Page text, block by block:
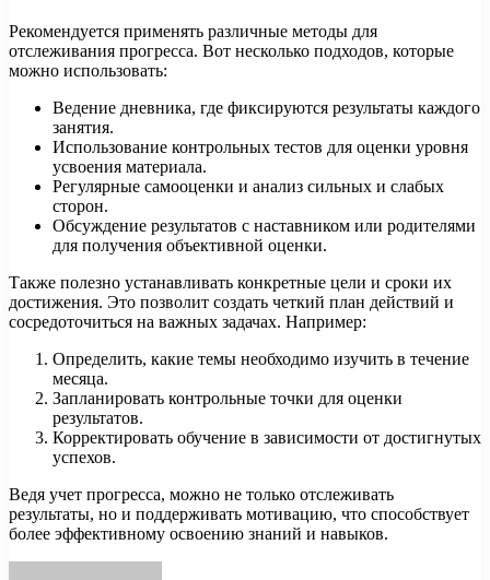
Рекомендуется применять различные методы для
отслеживания прогресса. Вот несколько подходов, которые
можно использовать:
Ведение дневника, где фиксируются результаты каждого
занятия.
Использование контрольных тестов для оценки уровня
усвоения материала.
Регулярные самооценки и анализ сильных и слабых
сторон.
Обсуждение результатов с наставником или родителями
для получения объективной оценки.
Также полезно устанавливать конкретные цели и сроки их
достижения. Это позволит создать четкий план действий и
сосредоточиться на важных задачах. Например:
Определить, какие темы необходимо изучить в течение
месяца.
Запланировать контрольные точки для оценки
результатов.
Корректировать обучение в зависимости от достигнутых
успехов.
Ведя учет прогресса, можно не только отслеживать
результаты, но и поддерживать мотивацию, что способствует
более эффективному освоению знаний и навыков.